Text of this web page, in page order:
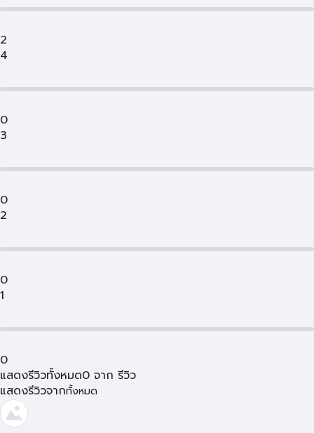
2
4
0
3
0
2
0
1
0
แสดงรีวิวทั้งหมด0 จาก รีวิว
แสดงรีวิวจากทั้งหมด